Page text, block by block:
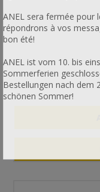
ANEL sera fermée pour
répondrons à vos
bon été!
ANEL ist vom 10. bis
Sommerferien
Bestellungen nach dem
schönen Sommer!